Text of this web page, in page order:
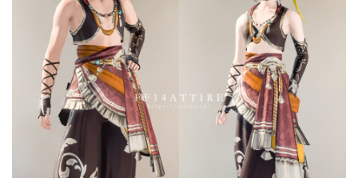
ゴーグル
目隠し
口隠し
マスク